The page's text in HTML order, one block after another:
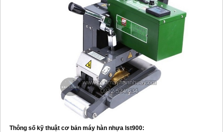
MÁY HÀN SÀN NHỰA VINYL
Thông số kỹ thuật cơ bản máy hàn nhựa lst900: